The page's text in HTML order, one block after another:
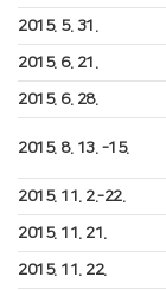
2015. 5. 31.
2015. 6. 21.
2015. 6. 28.
2015. 8. 13. -15.
2015. 11. 2.-22.
2015. 11. 21.
2015. 11. 22.